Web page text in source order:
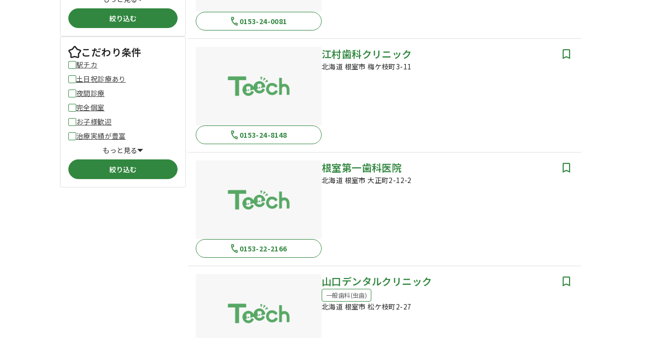
絞り込む
こだわり条件
駅チカ
土日祝診療あり
夜間診療
完全個室
お子様歓迎
治療実績が豊富
もっと見る
絞り込む
0153-24-0081
0153-24-8148
江村歯科クリニック
北海道 根室市 梅ケ枝町3-11
0153-22-2166
根室第一歯科医院
北海道 根室市 大正町2-12-2
山口デンタルクリニック
一般歯科(虫歯)
北海道 根室市 松ケ枝町2-27